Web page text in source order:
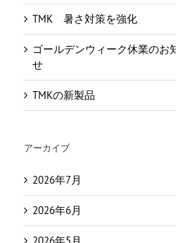
TMK 暑さ対策を強化
ゴールデンウィーク休業のお
せ
TMKの新製品
アーカイブ
2026年7月
2026年6月